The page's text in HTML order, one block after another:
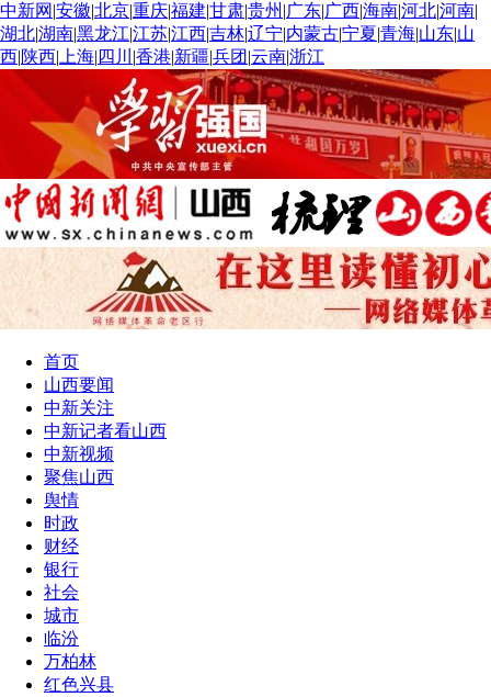
中新网 |安徽|北京|重庆|福建|甘肃|贵州 |广东|广西|海南|河北|河南|
湖北|湖南|黑龙江|江苏|江西|吉林|辽宁|内蒙古|宁夏|青海|山东|山
西|陕西| 上海| 四川 |香港|新疆|兵团 |云南|浙江
首页
山西要闻
中新关注
中新记者看山西
中新视频
聚焦山西
舆情
时政
财经
银行
社会
城市
临汾
万柏林
红色兴县